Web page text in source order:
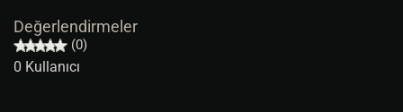
Değerlendirmeler
(0)
0 Kullanıcı